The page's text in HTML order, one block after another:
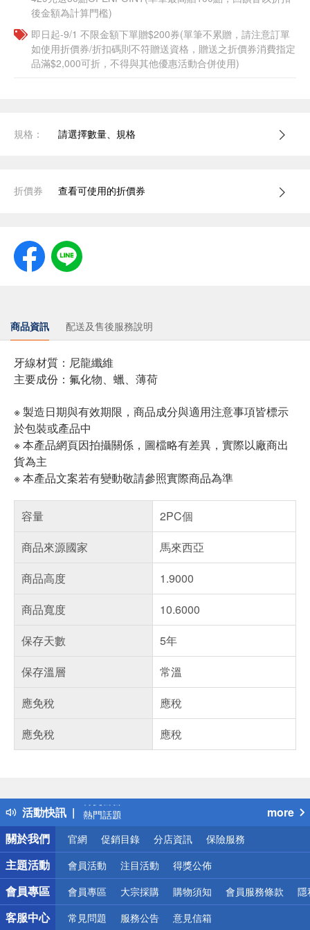
後金額為計算門檻)
即日起-9/1 不限金額下單贈$200券(單筆不累贈，請注意訂單
如使用折價券/折扣碼則不符贈送資格，贈送之折價券消費指定
品滿$2,000可折，不得與其他優惠活動合併使用)
規格： 請選擇數量、規格
折價券 查看可使用的折價券
商品資訊 配送及售後服務說明
牙線材質：尼龍纖維
主要成份：氟化物、蠟、薄荷
※ 製造日期與有效期限，商品成分與適用注意事項皆標示
於包裝或產品中
※ 本產品網頁因拍攝關係，圖檔略有差異，實際以廠商出
貨為主
※ 本產品文案若有變動敬請參照實際商品為準
容量
2PC個
商品來源國家
馬來西亞
商品高度
1.9000
商品寬度
10.6000
保存天數
5年
保存溫層
常溫
應免稅
應稅
應免稅
應稅
活動快訊
得獎公告
熱門話題
銀行優惠
偏遠地區配送
詐騙網頁！請小心！
more
關於我們
官網 促銷目錄 分店資訊 保險服務
主題活動 會員活動 注目活動 得獎公佈
會員專區 會員專區 大宗採購 購物須知 會員服務條款 隱
客服中心 常見問題 服務公告 意見信箱